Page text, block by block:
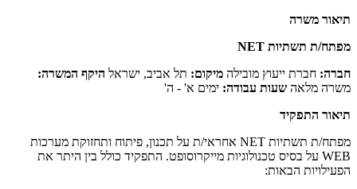
תיאור משרה
מפתח/ת תשתיות NET
חברה: חברת ייעוץ מובילה מיקום: תל אביב, ישראל היקף המשרה:
משרה מלאה שעות עבודה: ימים א' - ה'
תיאור התפקיד
מפתח/ת תשתיות NET אחראי/ת על תכנון, פיתוח ותחזוקת מערכות
WEB על בסיס טכנולוגיות מייקרוסופט. התפקיד כולל בין היתר את
הפעילויות הבאות: